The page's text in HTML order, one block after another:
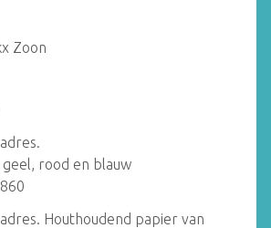
Zoon
rood en blauw
Houthoudend papier van